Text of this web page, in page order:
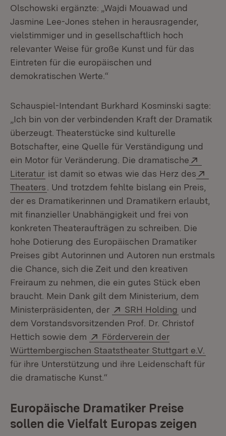
Olschowski ergänzte: „Wajdi Mouawad und
Jasmine Lee-Jones stehen in herausragender,
vielstimmiger und in gesellschaftlich hoch
relevanter Weise für große Kunst und für das
Eintreten für die europäischen und
demokratischen Werte.“
Schauspiel-Intendant Burkhard Kosminski sagte:
„Ich bin von der verbindenden Kraft der Dramatik
überzeugt. Theaterstücke sind kulturelle
Botschafter, eine Quelle für Verständigung und
ein Motor für Veränderung. Die dramatische
Literatur (Öffnet in neuem Fenster)
ist damit so etwas wie das Herz des
Theaters (Öffnet in neuem Fenster)
. Und trotzdem fehlte bislang ein Preis,
der es Dramatikerinnen und Dramatikern erlaubt,
mit finanzieller Unabhängigkeit und frei von
konkreten Theateraufträgen zu schreiben. Die
hohe Dotierung des Europäischen Dramatiker
Preises gibt Autorinnen und Autoren nun erstmals
die Chance, sich die Zeit und den kreativen
Freiraum zu nehmen, die ein gutes Stück eben
braucht. Mein Dank gilt dem Ministerium, dem
Ministerpräsidenten, der
Extern:
SRH Holding (Öffnet in
und
dem Vorstandsvorsitzenden Prof. Dr. Christof
Hettich sowie dem
Extern:
Förderverein der
Württembergischen Staatstheater Stuttgart e.V.
für ihre Unterstützung und ihre Leidenschaft für
die dramatische Kunst.“
Europäische Dramatiker Preise
sollen die Vielfalt Europas zeigen